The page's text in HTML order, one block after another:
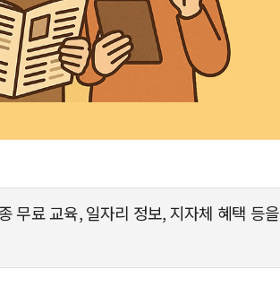
무료 교육, 일자리 정보, 지자체 혜택 등을